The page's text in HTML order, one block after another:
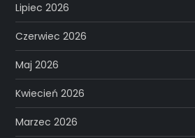
Lipiec 2026
Czerwiec 2026
Maj 2026
Kwiecień 2026
Marzec 2026